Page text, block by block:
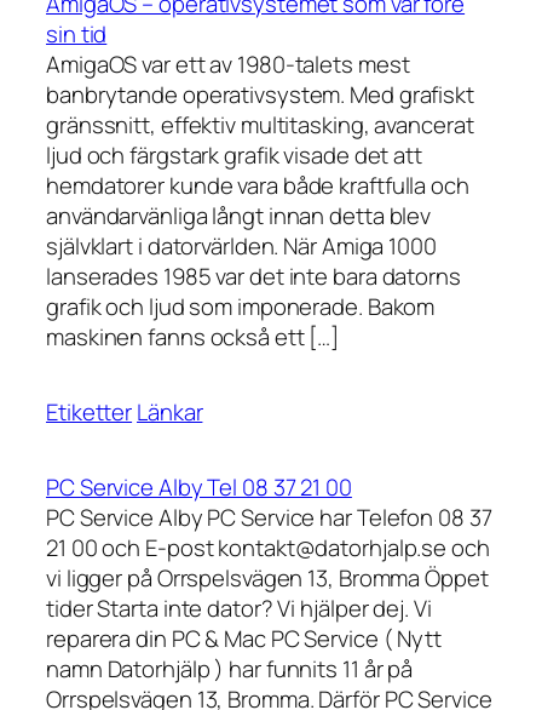
sin tid
AmigaOS var ett av 1980-talets mest
banbrytande operativsystem. Med grafiskt
gränssnitt, effektiv multitasking, avancerat
ljud och färgstark grafik visade det att
hemdatorer kunde vara både kraftfulla och
användarvänliga långt innan detta blev
självklart i datorvärlden. När Amiga 1000
lanserades 1985 var det inte bara datorns
grafik och ljud som imponerade. Bakom
maskinen fanns också ett […]
EtiketterLänkar
PC Service Alby Tel 08 37 21 00
PC Service Alby PC Service har Telefon 08 37
21 00 och E-post kontakt@datorhjalp.se och
vi ligger på Orrspelsvägen 13, Bromma Öppet
tider Starta inte dator? Vi hjälper dej. Vi
reparera din PC & Mac PC Service ( Nytt
namn Datorhjälp ) har funnits 11 år på
Orrspelsvägen 13, Bromma. Därför PC Service